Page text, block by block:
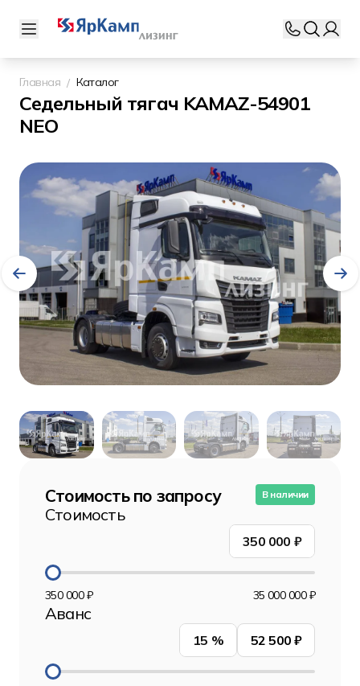
Главная Каталог
Седельный тягач KAMAZ-54901
NEO
Стоимость по запросу В наличии
Стоимость
350 000 ₽
350 000 ₽ 35 000 000 ₽
Аванс
15 % 52 500 ₽